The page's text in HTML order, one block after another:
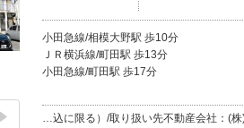
小田急線/相模大野駅 歩10分
ＪＲ横浜線/町田駅 歩13分
小田急線/町田駅 歩17分
…込に限る）/取り扱い先不動産会社：(株